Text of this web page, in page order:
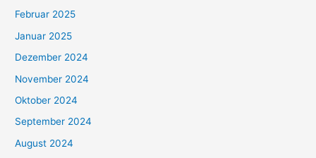
Februar 2025
Januar 2025
Dezember 2024
November 2024
Oktober 2024
September 2024
August 2024